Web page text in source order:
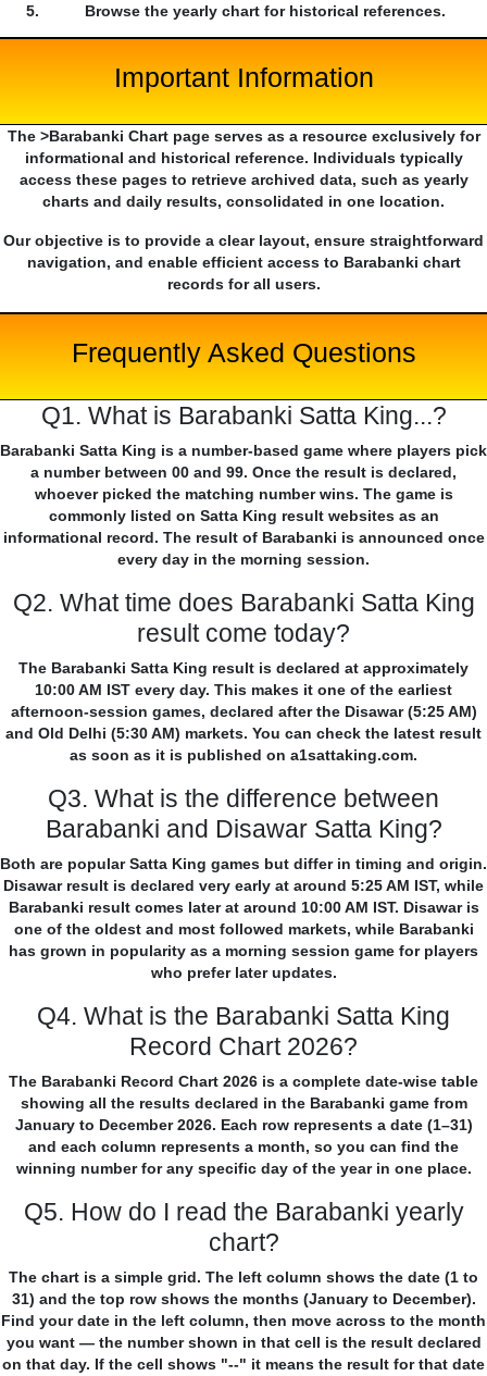
Browse the yearly chart for historical references.
Important Information
The >Barabanki Chart page serves as a resource exclusively for
informational and historical reference. Individuals typically
access these pages to retrieve archived data, such as yearly
charts and daily results, consolidated in one location.
Our objective is to provide a clear layout, ensure straightforward
navigation, and enable efficient access to Barabanki chart
records for all users.
Frequently Asked Questions
Q1. What is Barabanki Satta King...?
Barabanki Satta King is a number-based game where players pick
a number between 00 and 99. Once the result is declared,
whoever picked the matching number wins. The game is
commonly listed on Satta King result websites as an
informational record. The result of Barabanki is announced once
every day in the morning session.
Q2. What time does Barabanki Satta King
result come today?
The Barabanki Satta King result is declared at approximately
10:00 AM IST every day. This makes it one of the earliest
afternoon-session games, declared after the Disawar (5:25 AM)
and Old Delhi (5:30 AM) markets. You can check the latest result
as soon as it is published on a1sattaking.com.
Q3. What is the difference between
Barabanki and Disawar Satta King?
Both are popular Satta King games but differ in timing and origin.
Disawar result is declared very early at around 5:25 AM IST, while
Barabanki result comes later at around 10:00 AM IST. Disawar is
one of the oldest and most followed markets, while Barabanki
has grown in popularity as a morning session game for players
who prefer later updates.
Q4. What is the Barabanki Satta King
Record Chart 2026?
The Barabanki Record Chart 2026 is a complete date-wise table
showing all the results declared in the Barabanki game from
January to December 2026. Each row represents a date (1–31)
and each column represents a month, so you can find the
winning number for any specific day of the year in one place.
Q5. How do I read the Barabanki yearly
chart?
The chart is a simple grid. The left column shows the date (1 to
31) and the top row shows the months (January to December).
Find your date in the left column, then move across to the month
you want — the number shown in that cell is the result declared
on that day. If the cell shows "--" it means the result for that date